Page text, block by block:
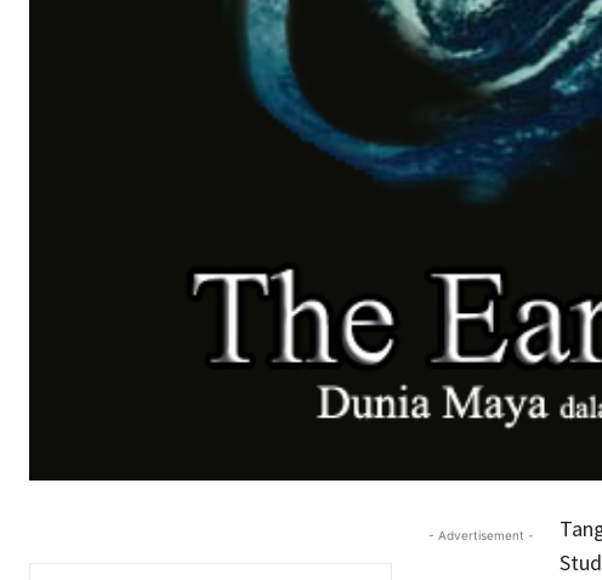
- Advertisement -